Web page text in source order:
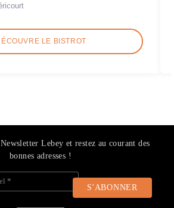
LE BISTROT
Lebey et restez au courant des
bonnes adresses !